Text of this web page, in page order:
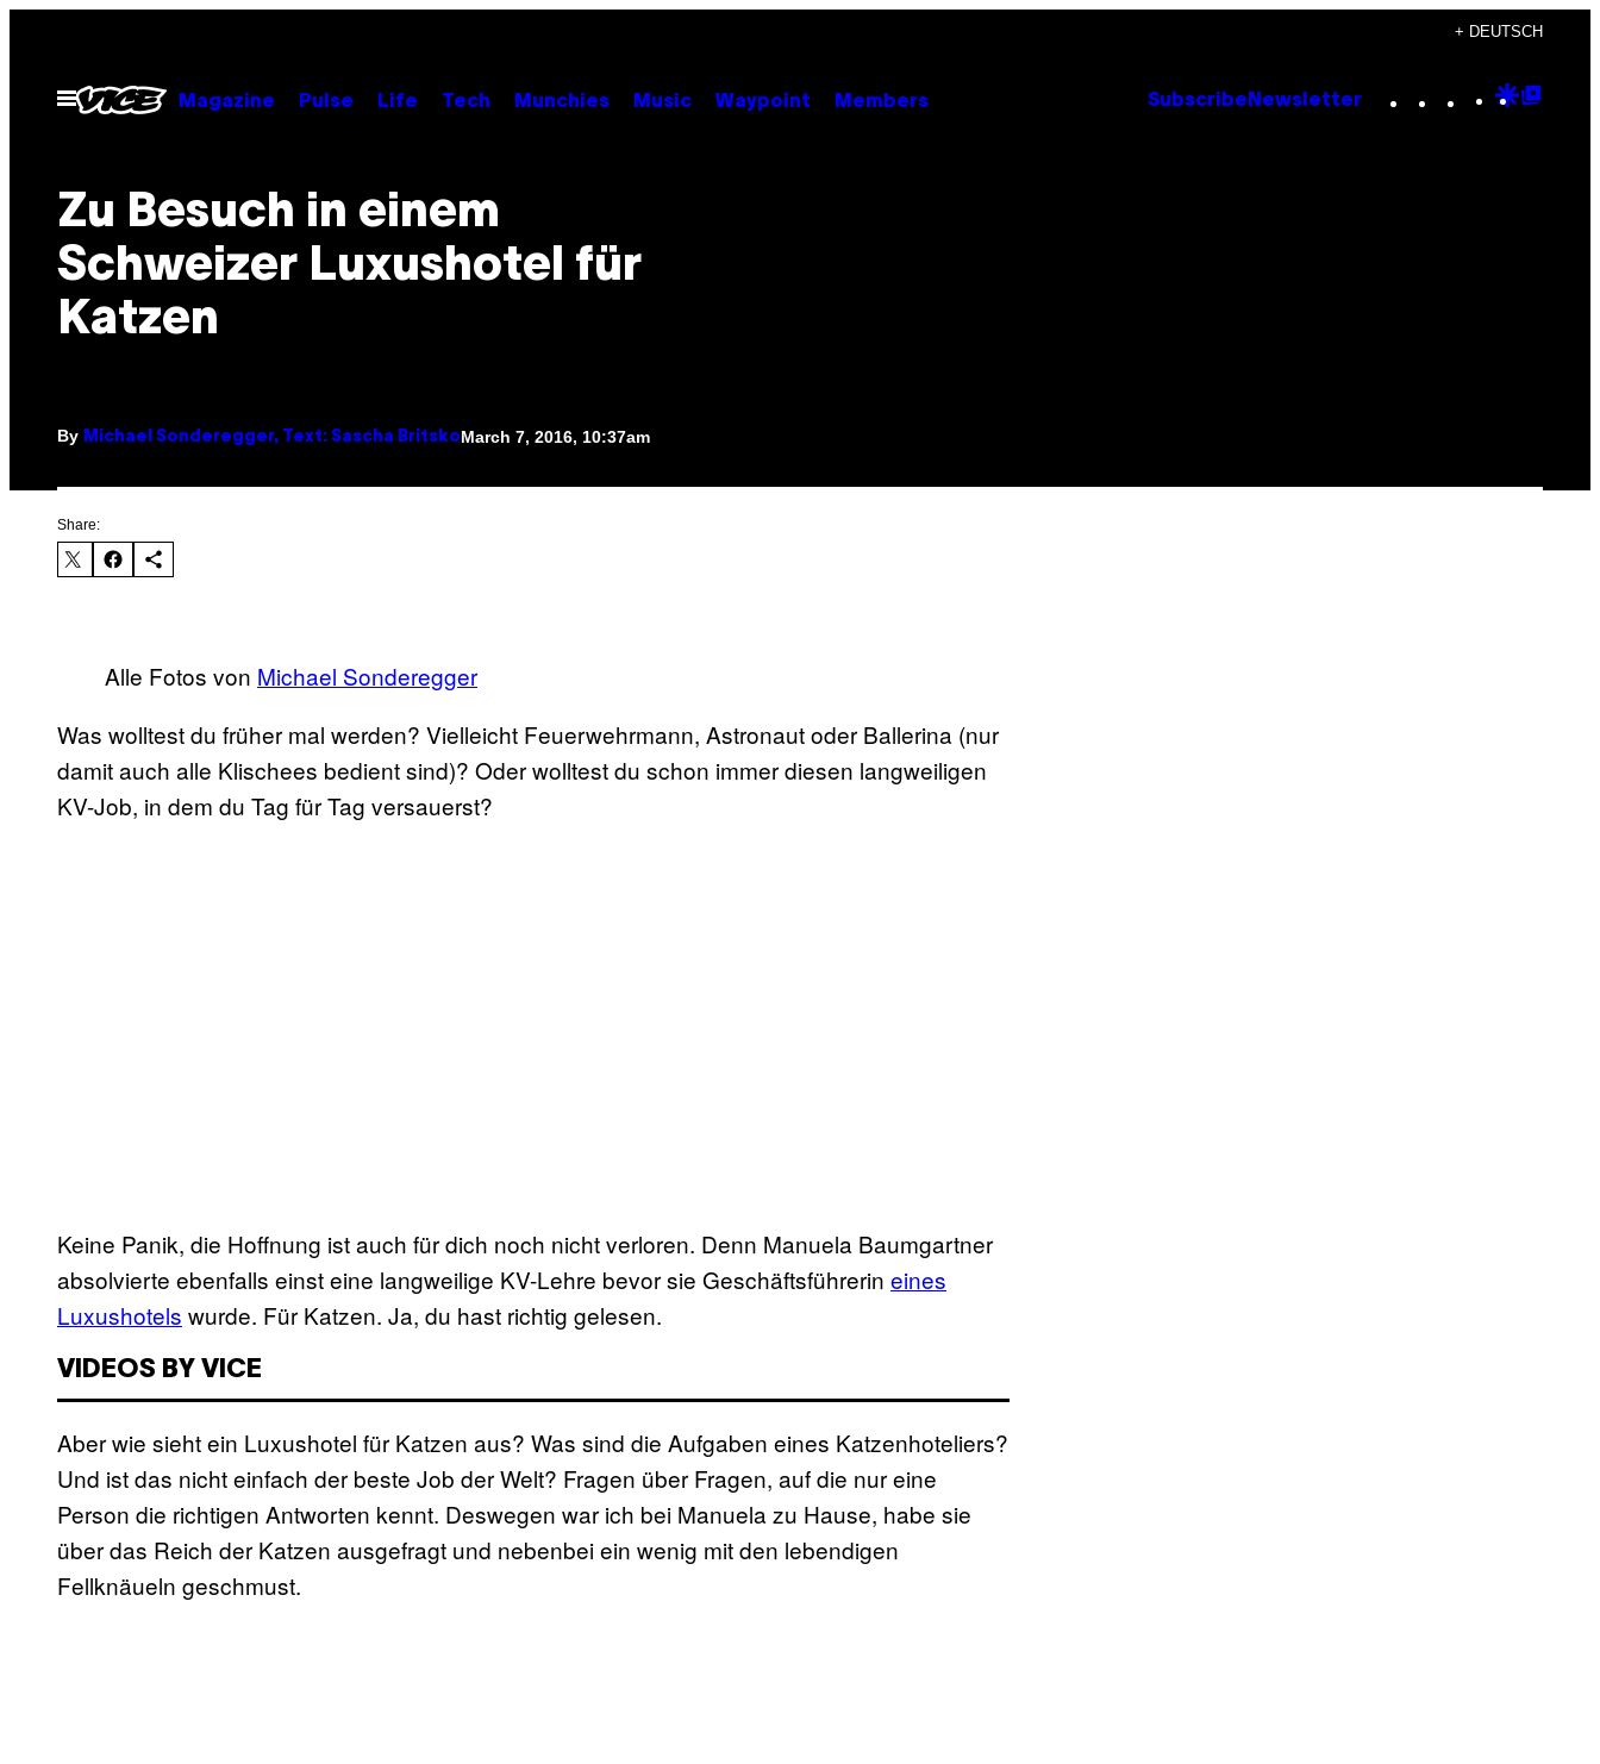
content
+ DEUTSCH
Open
Menu
Magazine Pulse Life Tech Munchies Music Waypoint Members Subscribe Newsletter Instagram
TikTok
YouTube
Google
Zu Besuch in einem
Schweizer Luxushotel für
Katzen
By Michael Sonderegger, Text: Sascha BritskoMarch 7, 2016, 10:37am
Share:
Alle Fotos von Michael Sonderegger
Was wolltest du früher mal werden? Vielleicht Feuerwehrmann, Astronaut oder Ballerina (nur
damit auch alle Klischees bedient sind)? Oder wolltest du schon immer diesen langweiligen
KV-Job, in dem du Tag für Tag versauerst?
Keine Panik, die Hoffnung ist auch für dich noch nicht verloren. Denn Manuela Baumgartner
absolvierte ebenfalls einst eine langweilige KV-Lehre bevor sie Geschäftsführerin eines
Luxushotels wurde. Für Katzen. Ja, du hast richtig gelesen.
VIDEOS BY VICE
Aber wie sieht ein Luxushotel für Katzen aus? Was sind die Aufgaben eines Katzenhoteliers?
Und ist das nicht einfach der beste Job der Welt? Fragen über Fragen, auf die nur eine
Person die richtigen Antworten kennt. Deswegen war ich bei Manuela zu Hause, habe sie
über das Reich der Katzen ausgefragt und nebenbei ein wenig mit den lebendigen
Fellknäueln geschmust.